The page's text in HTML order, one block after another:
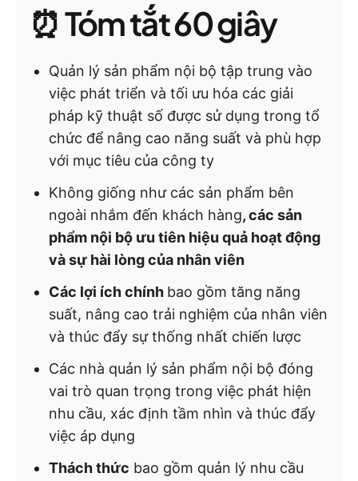
⏰ Tóm tắt 60 giây
Quản lý sản phẩm nội bộ tập trung vào
việc phát triển và tối ưu hóa các giải
pháp kỹ thuật số được sử dụng trong tổ
chức để nâng cao năng suất và phù hợp
với mục tiêu của công ty
Không giống như các sản phẩm bên
ngoài nhắm đến khách hàng, các sản
phẩm nội bộ ưu tiên hiệu quả hoạt động
và sự hài lòng của nhân viên
Các lợi ích chính bao gồm tăng năng
suất, nâng cao trải nghiệm của nhân viên
và thúc đẩy sự thống nhất chiến lược
Các nhà quản lý sản phẩm nội bộ đóng
vai trò quan trọng trong việc phát hiện
nhu cầu, xác định tầm nhìn và thúc đẩy
việc áp dụng
Thách thức bao gồm quản lý nhu cầu